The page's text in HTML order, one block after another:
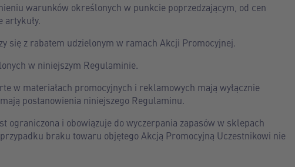
warunków określonych w punkcie poprzedzającym, od cen
artykuły.
się z rabatem udzielonym w ramach Akcji Promocyjnej.
w niniejszym Regulaminie.
w materiałach promocyjnych i reklamowych mają wyłącznie
postanowienia niniejszego Regulaminu.
ograniczona i obowiązuje do wyczerpania zapasów w sklepach
braku towaru objętego Akcją Promocyjną Uczestnikowi nie